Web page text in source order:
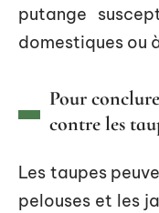
putange
domestiques ou
Pour
contre les
Les taupes
pelouses et les